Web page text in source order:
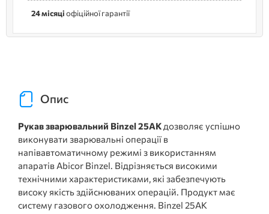
24 місяціофіційної гарантії
Опис
Рукав зварювальний Binzel 25АК дозволяє успішно
виконувати зварювальні операції в
напівавтоматичному режимі з використанням
апаратів Abicor Binzel. Відрізняється високими
технічними характеристиками, які забезпечують
високу якість здійснюваних операцій. Продукт має
систему газового охолодження. Binzel 25АК